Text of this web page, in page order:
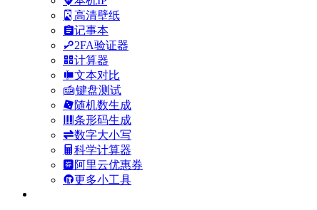
高清壁纸
记事本
2FA验证器
计算器
文本对比
键盘测试
随机数生成
条形码生成
数字大小写
科学计算器
阿里云优惠券
更多小工具